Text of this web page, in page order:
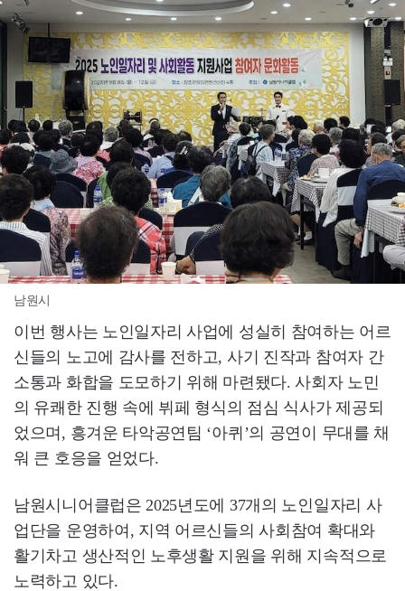
남원시
이번 행사는 노인일자리 사업에 성실히 참여하는 어르
신들의 노고에 감사를 전하고, 사기 진작과 참여자 간
소통과 화합을 도모하기 위해 마련됐다. 사회자 노민
의 유쾌한 진행 속에 뷔페 형식의 점심 식사가 제공되
었으며, 흥겨운 타악공연팀 ‘아퀴’의 공연이 무대를 채
워 큰 호응을 얻었다.
남원시니어클럽은 2025년도에 37개의 노인일자리 사
업단을 운영하여, 지역 어르신들의 사회참여 확대와
활기차고 생산적인 노후생활 지원을 위해 지속적으로
노력하고 있다.